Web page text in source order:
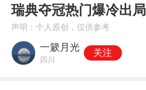
瑞典夺冠热门爆冷出局
声明：个人原创，仅供参考
一簌月光
四川
关注